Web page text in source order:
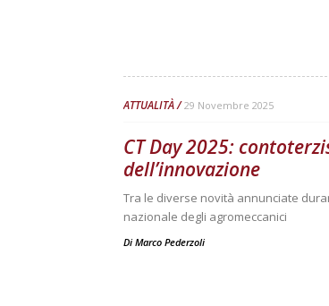
ATTUALITÀ 29 Novembre 2025
CT Day 2025:
dell’innovazione
Tra le diverse novità annunciate
nazionale degli agromeccanici
Di Marco Pederzoli